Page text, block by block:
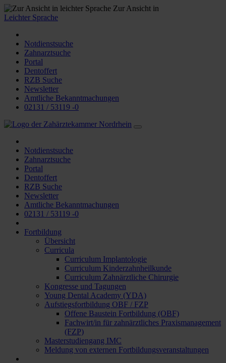
Zur Ansicht in
Leichter Sprache
Notdienstsuche
Zahnarztsuche
Portal
Dentoffert
RZB Suche
Newsletter
Amtliche Bekanntmachungen
02131 / 53119 -0
Notdienstsuche
Zahnarztsuche
Portal
Dentoffert
RZB Suche
Newsletter
Amtliche Bekanntmachungen
02131 / 53119 -0
Fortbildung
Übersicht
Curricula
Curriculum Implantologie
Curriculum Kinderzahnheilkunde
Curriculum Zahnärztliche Chirurgie
Kongresse und Tagungen
Young Dental Academy (YDA)
Aufstiegsfortbildung OBF / FZP
Offene Baustein Fortbildung (OBF)
Fachwirt/in für zahnärztliches Praxismanagement
(FZP)
Masterstudiengang IMC
Meldung von externen Fortbildungsveranstaltungen